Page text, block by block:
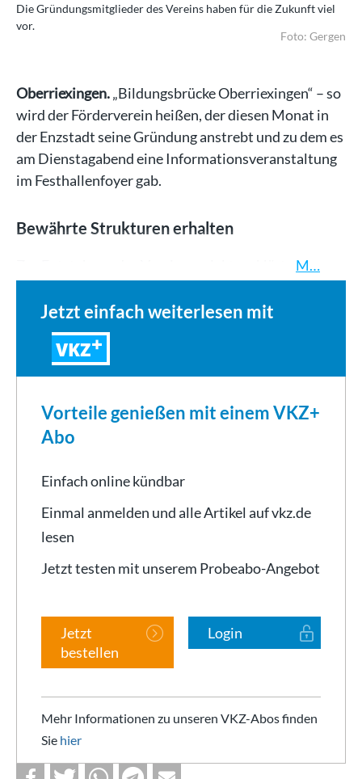
Die Gründungsmitglieder des Vereins haben für die Zukunft viel
vor.
Foto: Gergen
Oberriexingen.„Bildungsbrücke Oberriexingen“ – so
wird der Förderverein heißen, der diesen Monat in
der Enzstadt seine Gründung anstrebt und zu dem es
am Dienstagabend eine Informationsveranstaltung
im Festhallenfoyer gab.
Bewährte Strukturen erhalten
M…
Jetzt einfach weiterlesen mit
VKZ
Vorteile genießen mit einem VKZ+
Abo
Einfach online kündbar
Einmal anmelden und alle Artikel auf vkz.de
lesen
Jetzt testen mit unserem Probeabo-Angebot
Jetzt
bestellen
Login
Mehr Informationen zu unseren VKZ-Abos finden
Sie hier